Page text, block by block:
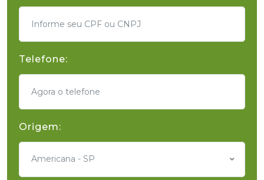
Telefone:
Origem:
Americana - SP